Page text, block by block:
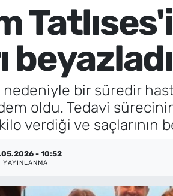
bir süredir
oldu. Tedavi
verdiği ve saçlarının
- 10:52
YAYINLANMA